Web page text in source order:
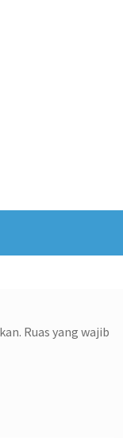
Ruas yang wajib